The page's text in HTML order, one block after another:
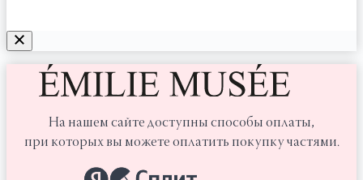
На нашем сайте доступны способы оплаты,
при которых вы можете оплатить покупку частями.